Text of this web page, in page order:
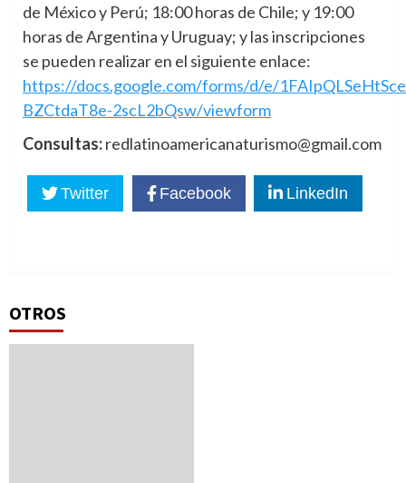
de México y Perú; 18:00 horas de Chile; y 19:00
horas de Argentina y Uruguay; y las inscripciones
se pueden realizar en el siguiente enlace:
https://docs.google.com/forms/d/e/
BZCtdaT8e-2scL2bQsw/viewform
Consultas:redlatinoamericanaturismo@gmail.com
Twitter Facebook LinkedIn
OTROS